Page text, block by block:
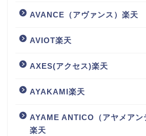
AVANCE（アヴァンス）楽天
AVIOT楽天
AXES(アクセス)楽天
AYAKAMI楽天
AYAME ANTICO（アヤメアン
楽天